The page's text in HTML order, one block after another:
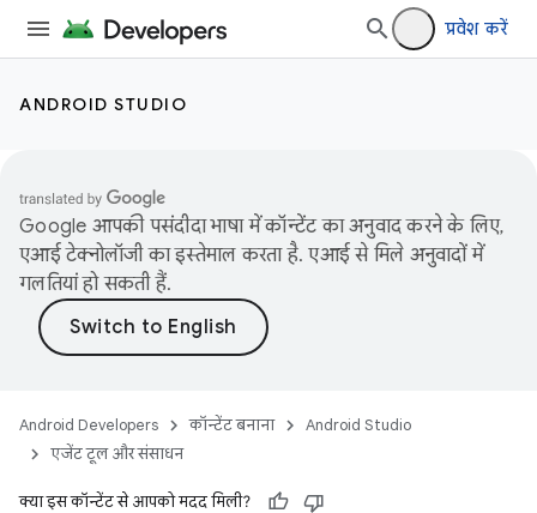
प्रवेश करें
ANDROID STUDIO
Google आपकी पसंदीदा भाषा में कॉन्टेंट का अनुवाद करने के लिए,
एआई टेक्नोलॉजी का इस्तेमाल करता है. एआई से मिले अनुवादों में
गलतियां हो सकती हैं.
Android Developers कॉन्टेंट बनाना
Android Studio
एजेंट टूल और संसाधन
क्या इस कॉन्टेंट से आपको मदद मिली?